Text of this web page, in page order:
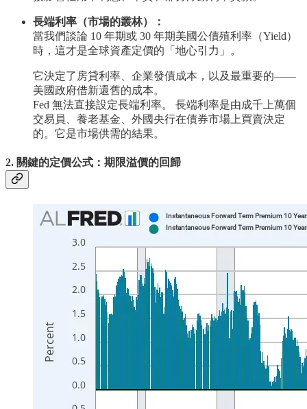
長端利率（市場的叢林）：
當我們談論 10 年期或 30 年期美國公債殖利率（Yield）
時，這才是全球資產定價的「地心引力」。
它決定了房貸利率、企業發債成本，以及最重要的——
美國政府借新還舊的成本。
Fed 無法直接設定長端利率。 長端利率是由成千上萬個
交易員、養老基金、外國央行在債券市場上買賣決定
的。它是市場供需的結果。
2. 關鍵的定價公式：期限溢價的回歸